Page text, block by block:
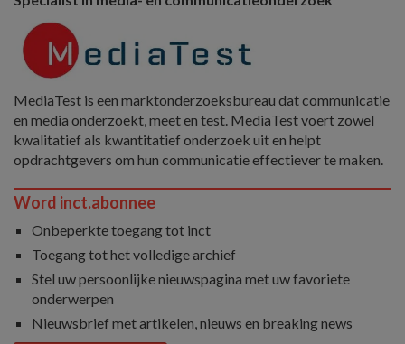
MediaTest is een marktonderzoeksbureau dat communicatie
en media onderzoekt, meet en test. MediaTest voert zowel
kwalitatief als kwantitatief onderzoek uit en helpt
opdrachtgevers om hun communicatie effectiever te maken.
Word inct.abonnee
Onbeperkte toegang tot inct
Toegang tot het volledige archief
Stel uw persoonlijke nieuwspagina met uw favoriete
onderwerpen
Nieuwsbrief met artikelen, nieuws en breaking news